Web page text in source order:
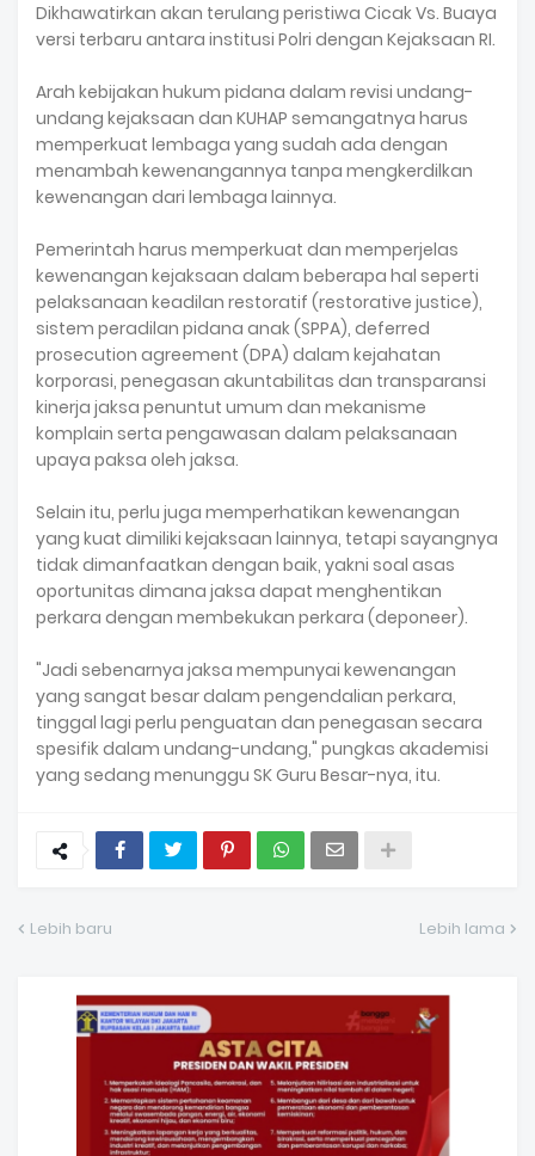
Dikhawatirkan akan terulang peristiwa Cicak Vs. Buaya
versi terbaru antara institusi Polri dengan Kejaksaan RI.
Arah kebijakan hukum pidana dalam revisi undang-
undang kejaksaan dan KUHAP semangatnya harus
memperkuat lembaga yang sudah ada dengan
menambah kewenangannya tanpa mengkerdilkan
kewenangan dari lembaga lainnya.
Pemerintah harus memperkuat dan memperjelas
kewenangan kejaksaan dalam beberapa hal seperti
pelaksanaan keadilan restoratif (restorative justice),
sistem peradilan pidana anak (SPPA), deferred
prosecution agreement (DPA) dalam kejahatan
korporasi, penegasan akuntabilitas dan transparansi
kinerja jaksa penuntut umum dan mekanisme
komplain serta pengawasan dalam pelaksanaan
upaya paksa oleh jaksa.
Selain itu, perlu juga memperhatikan kewenangan
yang kuat dimiliki kejaksaan lainnya, tetapi sayangnya
tidak dimanfaatkan dengan baik, yakni soal asas
oportunitas dimana jaksa dapat menghentikan
perkara dengan membekukan perkara (deponeer).
"Jadi sebenarnya jaksa mempunyai kewenangan
yang sangat besar dalam pengendalian perkara,
tinggal lagi perlu penguatan dan penegasan secara
spesifik dalam undang-undang," pungkas akademisi
yang sedang menunggu SK Guru Besar-nya, itu.
Lebih baru Lebih lama